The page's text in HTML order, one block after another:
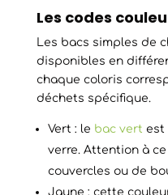
Les codes
Les bacs simples de
disponibles en
chaque coloris
déchets spécifique.
Vert : le bac vert est
verre. Attention à ce
couvercles ou de
Jaune : cette